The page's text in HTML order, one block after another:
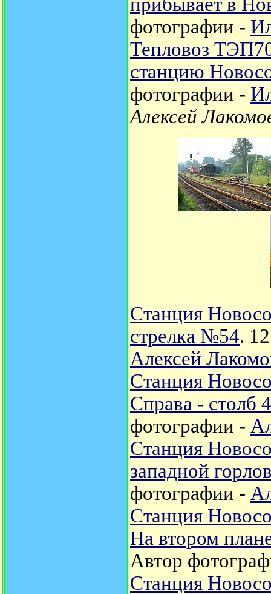
фотографии -
Тепловоз
станцию
фотографии -
Алексей
Станция
стрелка №54.
Алексей
Станция
Справа - столб
фотографии -
Станция
западной
фотографии -
Станция
На втором
Автор
Станция